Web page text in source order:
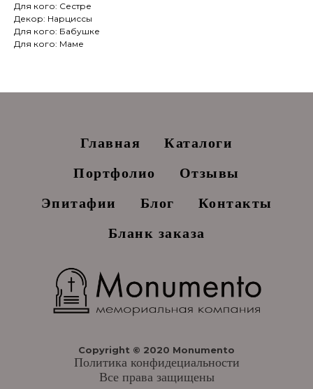
Для кого: Сестре
Декор: Нарциссы
Для кого: Бабушке
Для кого: Маме
Главная
Каталоги
Портфолио
Отзывы
Эпитафии
Блог
Контакты
Бланк заказа
Copyright © 2020 Monumento
Политика конфидециальности
Все права защищены